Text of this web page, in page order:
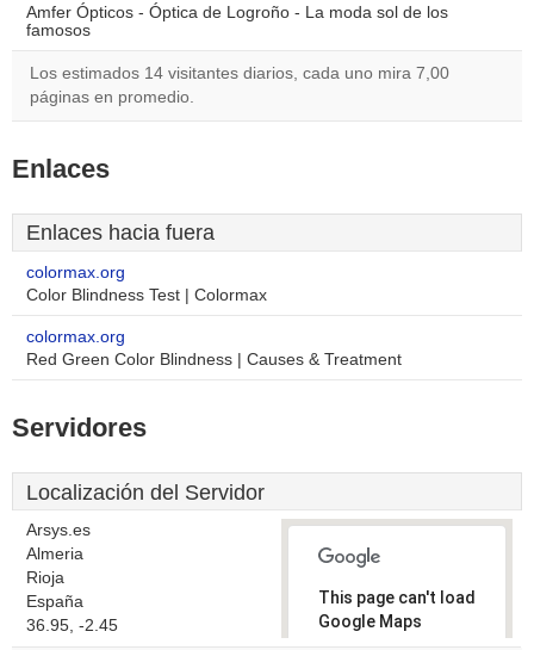
Amfer Ópticos - Óptica de Logroño - La moda sol de los
famosos
Los estimados 14 visitantes diarios, cada uno mira 7,00
páginas en promedio.
Enlaces
Enlaces hacia fuera
colormax.org
Color Blindness Test | Colormax
colormax.org
Red Green Color Blindness | Causes & Treatment
Servidores
Localización del Servidor
Arsys.es
Almeria
Rioja
España
36.95, -2.45
This page can't load
Google Maps
correctly.